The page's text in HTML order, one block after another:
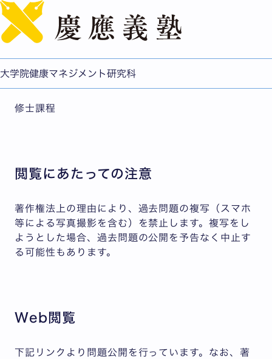
大学院健康マネジメント研究科
過去問題の閲覧
対象課程
修士課程
閲覧にあたっての注意
著作権法上の理由により、過去問題の複写（スマホ
等による写真撮影を含む）を禁止します。複写をし
ようとした場合、過去問題の公開を予告なく中止す
る可能性もあります。
Web閲覧
下記リンクより問題公開を行っています。なお、著